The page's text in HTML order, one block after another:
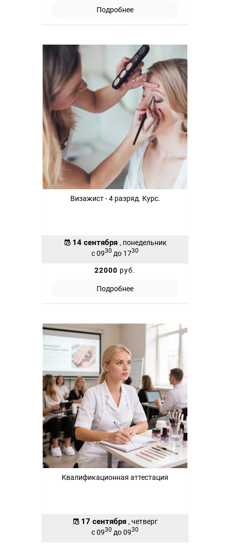
Подробнее
Визажист - 4 разряд. Курс.
14 сентября , понедельник
с 0930 до 1730
22000 руб.
Подробнее
Квалификационная аттестация
17 сентября , четверг
с 0930 до 0930